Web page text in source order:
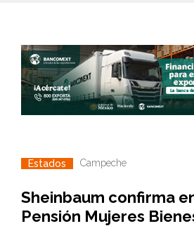
Estados Campeche
Sheinbaum confirma
Pensión Mujeres